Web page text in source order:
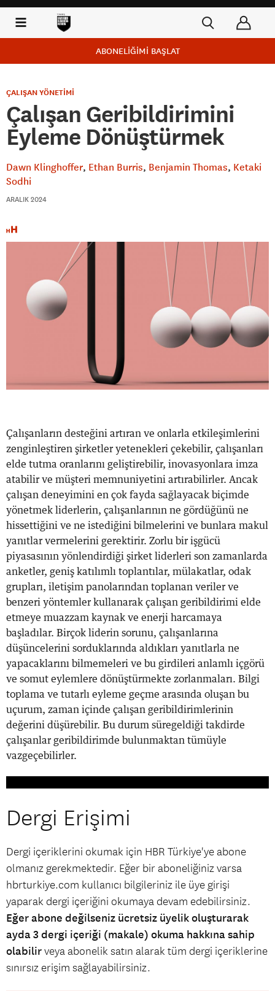
ABONELİĞİMİ BAŞLAT
ÇALIŞAN YÖNETİMİ
Çalışan Geribildirimini
Eyleme Dönüştürmek
Dawn Klinghoffer Ethan Burris Benjamin Thomas Ketaki
Sodhi
ARALIK 2024
Çalışanların desteğini artıran ve onlarla etkileşimlerini
zenginleştiren şirketler yetenekleri çekebilir, çalışanları
elde tutma oranlarını geliştirebilir, inovasyonlara imza
atabilir ve müşteri memnuniyetini artırabilirler. Ancak
çalışan deneyimini en çok fayda sağlayacak biçimde
yönetmek liderlerin, çalışanlarının ne gördüğünü ne
hissettiğini ve ne istediğini bilmelerini ve bunlara makul
yanıtlar vermelerini gerektirir. Zorlu bir işgücü
piyasasının yönlendirdiği şirket liderleri son zamanlarda
anketler, geniş katılımlı toplantılar, mülakatlar, odak
grupları, iletişim panolarından toplanan veriler ve
benzeri yöntemler kullanarak çalışan geribildirimi elde
etmeye muazzam kaynak ve enerji harcamaya
başladılar. Birçok liderin sorunu, çalışanlarına
düşüncelerini sorduklarında aldıkları yanıtlarla ne
yapacaklarını bilmemeleri ve bu girdileri anlamlı içgörü
ve somut eylemlere dönüştürmekte zorlanmaları. Bilgi
toplama ve tutarlı eyleme geçme arasında oluşan bu
uçurum, zaman içinde çalışan geribildirimlerinin
değerini düşürebilir. Bu durum süregeldiği takdirde
çalışanlar geribildirimde bulunmaktan tümüyle
vazgeçebilirler.
Dergi Erişimi
Dergi içeriklerini okumak için HBR Türkiye'ye abone
olmanız gerekmektedir. Eğer bir aboneliğiniz varsa
hbrturkiye.com kullanıcı bilgileriniz ile üye girişi
yaparak dergi içeriğini okumaya devam edebilirsiniz.
Eğer abone değilseniz ücretsiz üyelik oluşturarak
ayda 3 dergi içeriği (makale) okuma hakkına sahip
olabilirveya abonelik satın alarak tüm dergi içeriklerine
sınırsız erişim sağlayabilirsiniz.